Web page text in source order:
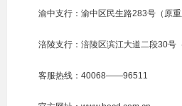
渝中支行：渝中区民生路283号（原重
涪陵支行：涪陵区滨江大道二段30号（
客服热线：40068——96511